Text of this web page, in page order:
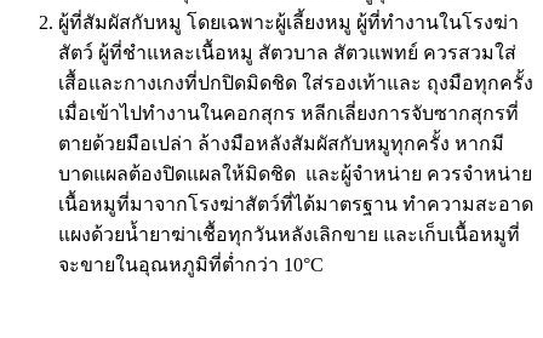
ผู้ที่สัมผัสกับหมู โดยเฉพาะผู้เลี้ยงหมู ผู้ที่ทำงานในโรงฆ่า
สัตว์ ผู้ที่ชำแหละเนื้อหมู สัตวบาล สัตวแพทย์ ควรสวมใส่
เสื้อและกางเกงที่ปกปิดมิดชิด ใส่รองเท้าและ ถุงมือทุกครั้ง
เมื่อเข้าไปทำงานในคอกสุกร หลีกเลี่ยงการจับซากสุกรที่
ตายด้วยมือเปล่า ล้างมือหลังสัมผัสกับหมูทุกครั้ง หากมี
บาดแผลต้องปิดแผลให้มิดชิด และผู้จำหน่าย ควรจำหน่าย
เนื้อหมูที่มาจากโรงฆ่าสัตว์ที่ได้มาตรฐาน ทำความสะอาด
แผงด้วยนํ้ายาฆ่าเชื้อทุกวันหลังเลิกขาย และเก็บเนื้อหมูที่
จะขายในอุณหภูมิที่ตํ่ากว่า 10°C